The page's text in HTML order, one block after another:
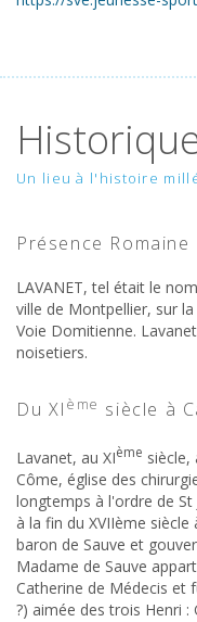
Un lieu à l'histoire
Présence Romaine
LAVANET, tel était le
ville de Montpellier, sur
Voie Domitienne.
noisetiers.
Du XI ème siècle à
Lavanet, au XIème siècle,
Côme, église des
longtemps à l'ordre de St
à la fin du XVIIème
baron de Sauve et
Madame de Sauve
Catherine de Médecis et
?) aimée des trois Henri :